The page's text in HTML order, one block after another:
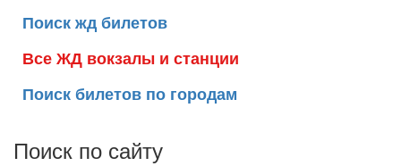
Поиск жд билетов
Все ЖД вокзалы и станции
Поиск билетов по городам
Поиск по сайту